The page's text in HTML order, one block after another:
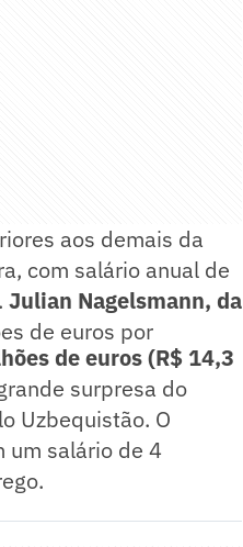
aos demais da
com salário anual de
Julian Nagelsmann, da
de euros por
de euros (R$ 14,3
surpresa do
Uzbequistão. O
um salário de 4